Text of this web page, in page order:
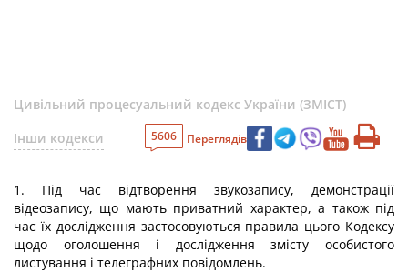
Цивільний процесуальний кодекс України (ЗМІСТ)
Інши кодекси
5606 Переглядів
1. Під час відтворення звукозапису, демонстрації
відеозапису, що мають приватний характер, а також під
час їх дослідження застосовуються правила цього Кодексу
щодо оголошення і дослідження змісту особистого
листування і телеграфних повідомлень.